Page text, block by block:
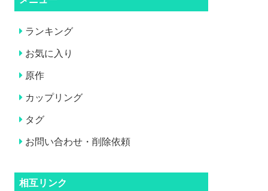
ランキング
お気に入り
原作
カップリング
タグ
お問い合わせ・削除依頼
相互リンク